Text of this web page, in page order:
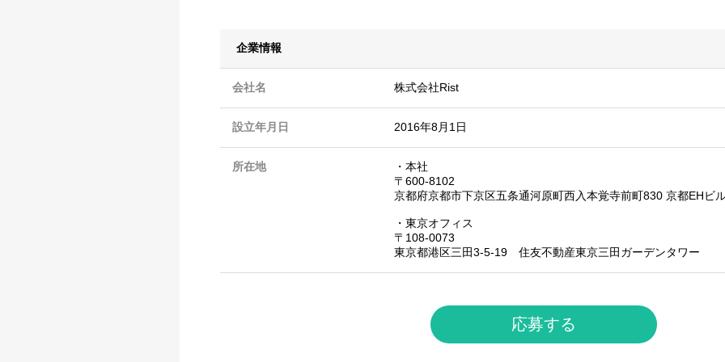
企業情報
会社名 株式会社Rist
設立年月日 2016年8月1日
所在地
・本社
〒600-8102
京都府京都市下京区五条通河原町西入本覚寺前町830 京都EHビ
・東京オフィス
〒108-0073
東京都港区三田3-5-19 住友不動産東京三田ガーデンタワー
応募する